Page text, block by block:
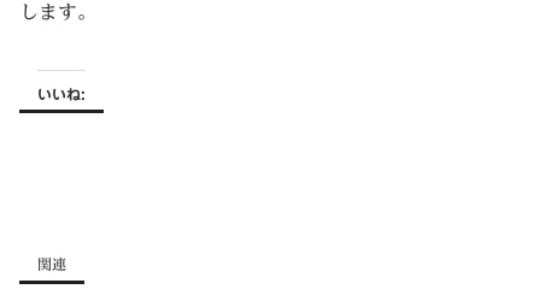
します。
いいね:
関連